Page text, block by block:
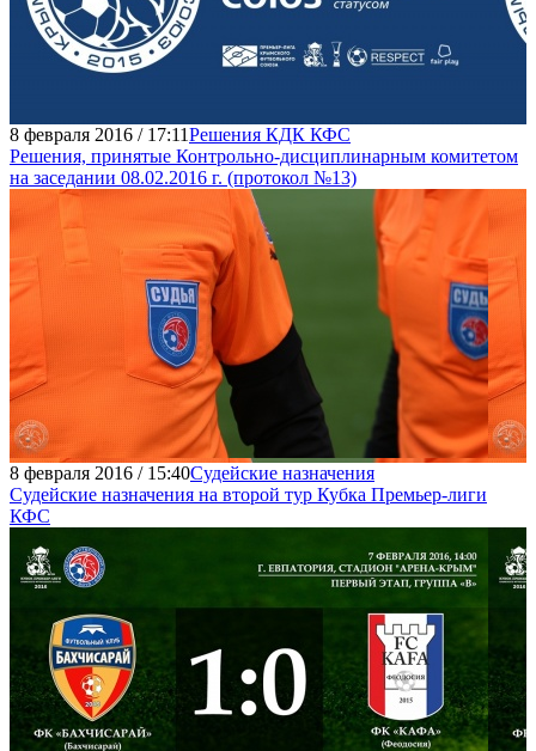
8 февраля 2016 / 17:11Решения КДК КФС
Решения, принятые Контрольно-дисциплинарным комитетом
на заседании 08.02.2016 г. (протокол №13)
8 февраля 2016 / 15:40Судейские назначения
Судейские назначения на второй тур Кубка Премьер-лиги
КФС